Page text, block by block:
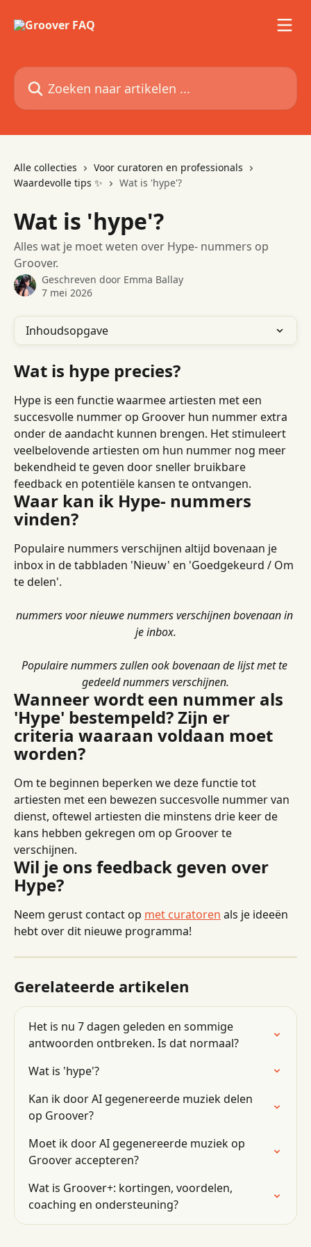
Zoeken naar artikelen ...
Alle collecties
Voor curatoren en professionals
Waardevolle tips ✨
Wat is 'hype'?
Wat is 'hype'?
Alles wat je moet weten over Hype- nummers op
Groover.
Geschreven door Emma Ballay
7 mei 2026
Inhoudsopgave
Wat is hype precies?
Hype is een functie waarmee artiesten met een
succesvolle nummer op Groover hun nummer extra
onder de aandacht kunnen brengen. Het stimuleert
veelbelovende artiesten om hun nummer nog meer
bekendheid te geven door sneller bruikbare
feedback en potentiële kansen te ontvangen.
Waar kan ik Hype- nummers
vinden?
Populaire nummers verschijnen altijd bovenaan je
inbox in de tabbladen 'Nieuw' en 'Goedgekeurd / Om
te delen'.
nummers voor nieuwe nummers verschijnen bovenaan in
je inbox.
Populaire nummers zullen ook bovenaan de lijst met te
gedeeld nummers verschijnen.
Wanneer wordt een nummer als
'Hype' bestempeld? Zijn er
criteria waaraan voldaan moet
worden?
Om te beginnen beperken we deze functie tot
artiesten met een bewezen succesvolle nummer van
dienst, oftewel artiesten die minstens drie keer de
kans hebben gekregen om op Groover te
verschijnen.
Wil je ons feedback geven over
Hype?
Neem gerust contact op met curatoren als je ideeën
hebt over dit nieuwe programma!
Gerelateerde artikelen
Het is nu 7 dagen geleden en sommige
antwoorden ontbreken. Is dat normaal?
Wat is 'hype'?
Kan ik door AI gegenereerde muziek delen
op Groover?
Moet ik door AI gegenereerde muziek op
Groover accepteren?
Wat is Groover+: kortingen, voordelen,
coaching en ondersteuning?